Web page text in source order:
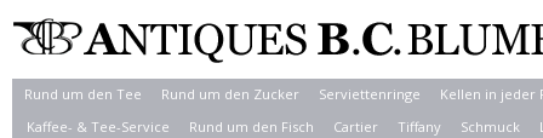
Rund um den Tee Rund um den Zucker Serviettenringe
Kellen in jeder
Kaffee- & Tee-Service
Rund um den Fisch Cartier Tiffany Schmuck